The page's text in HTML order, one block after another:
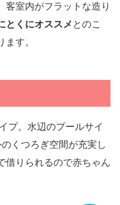
客室内がフラットな造り
とくにオススメ とのこ
す。
プ。水辺のプールサイ
くつろぎ空間が充実し
借りられるので赤ちゃん